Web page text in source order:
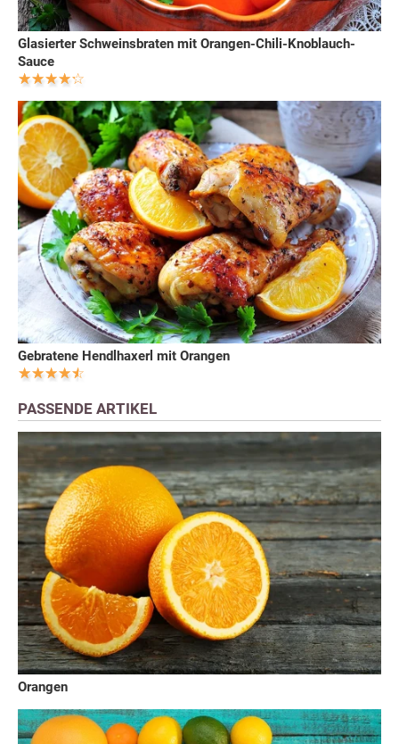
Glasierter Schweinsbraten mit Orangen-Chili-Knoblauch-
Sauce
Gebratene Hendlhaxerl mit Orangen
PASSENDE ARTIKEL
Orangen